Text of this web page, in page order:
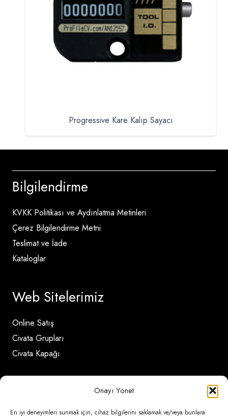
Onayı Yönet
En iyi deneyimleri sunmak için, cihaz bilgilerini saklamak ve/veya bunlara
Progressive Kare Kalıp Sayacı
Bilgilendirme
KVKK Politikası ve Aydınlatma Metinleri
Çerez Bilgilendirme Metni
Teslimat ve İade
Kataloglar
Web Sitelerimiz
Online Satış
Civata Grupları
Civata Kapağı
İletişim Detayları